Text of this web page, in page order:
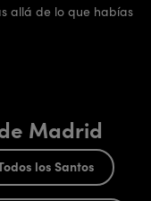
allá de lo que habías
Madrid
los Santos